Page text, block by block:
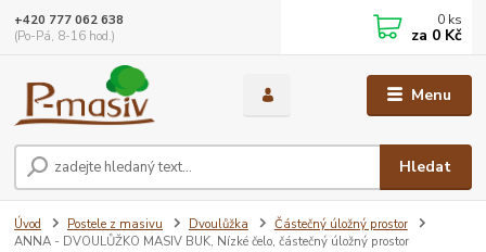
Menu
Hledat
+420 777 062 638
(Po-Pá, 8-16 hod.)
0 ks
za 0 Kč
Úvod Postele z masivu Dvoulůžka
Částečný úložný prostor
ANNA - DVOULŮŽKO MASIV BUK, Nízké čelo, částečný úložný prostor